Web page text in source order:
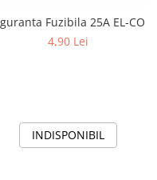
Fuzibila 25A EL-CO
4,90 Lei
INDISPONIBIL